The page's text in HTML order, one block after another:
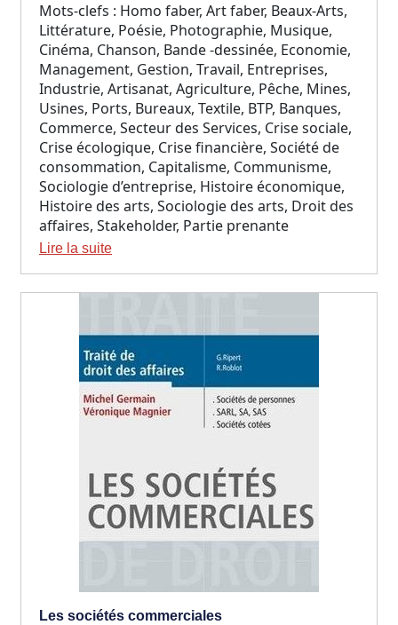
Mots-clefs : Homo faber, Art faber, Beaux-Arts,
Littérature, Poésie, Photographie, Musique,
Cinéma, Chanson, Bande -dessinée, Economie,
Management, Gestion, Travail, Entreprises,
Industrie, Artisanat, Agriculture, Pêche, Mines,
Usines, Ports, Bureaux, Textile, BTP, Banques,
Commerce, Secteur des Services, Crise sociale,
Crise écologique, Crise financière, Société de
consommation, Capitalisme, Communisme,
Sociologie d’entreprise, Histoire économique,
Histoire des arts, Sociologie des arts, Droit des
affaires, Stakeholder, Partie prenante
Lire la suite
Les sociétés commerciales